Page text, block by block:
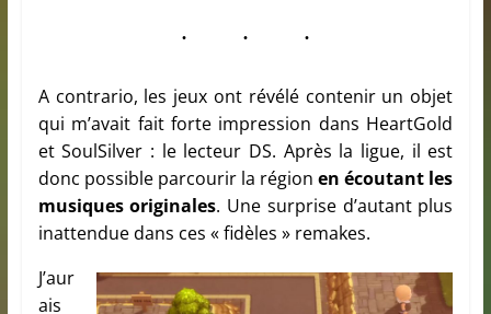
A contrario, les jeux ont révélé contenir un objet
qui m’avait fait forte impression dans HeartGold
et SoulSilver : le lecteur DS. Après la ligue, il est
donc possible parcourir la régionen écoutant les
musiques originales. Une surprise d’autant plus
inattendue dans ces « fidèles » remakes.
J’aur
ais